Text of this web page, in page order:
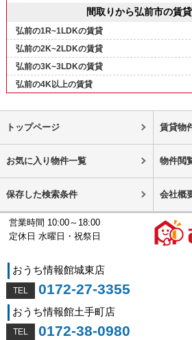
間取りから弘前市の賃
弘前の1R~1LDKの賃貸
弘前の2K~2LDKの賃貸
弘前の3K~3LDKの賃貸
弘前の4K以上の賃貸
トップページ 賃貸物
お気に入り物件一覧 物件閲
保存した検索条件 会社概
営業時間 10:00～18:00
定休日 水曜日・祝祭日
おうち情報館城東店
0172-27-3355
おうち情報館土手町店
0172-38-0980